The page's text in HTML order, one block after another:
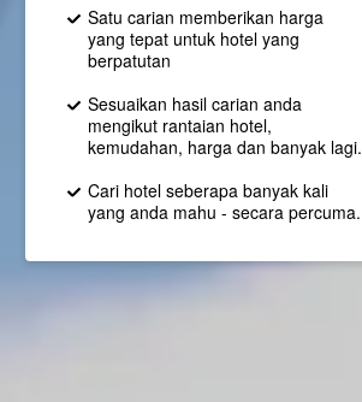
Satu carian memberikan harga
yang tepat untuk hotel yang
berpatutan
Sesuaikan hasil carian anda
mengikut rantaian hotel,
kemudahan, harga dan banyak lagi.
Cari hotel seberapa banyak kali
yang anda mahu - secara percuma.